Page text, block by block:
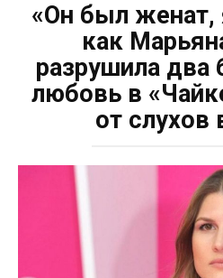
«Он был
как
разрушила два
любовь в
от слухов